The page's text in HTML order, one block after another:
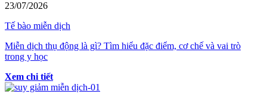
23/07/2026
Tế bào miễn dịch
Miễn dịch thụ động là gì? Tìm hiểu đặc điểm, cơ chế và vai trò
trong y học
Xem chi tiết